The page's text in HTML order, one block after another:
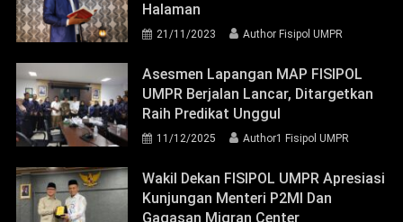
Halaman
21/11/2023 Author Fisipol UMPR
Asesmen Lapangan MAP FISIPOL
UMPR Berjalan Lancar, Ditargetkan
Raih Predikat Unggul
11/12/2025 Author1 Fisipol UMPR
Wakil Dekan FISIPOL UMPR Apresiasi
Kunjungan Menteri P2MI Dan
Gagasan Migran Center